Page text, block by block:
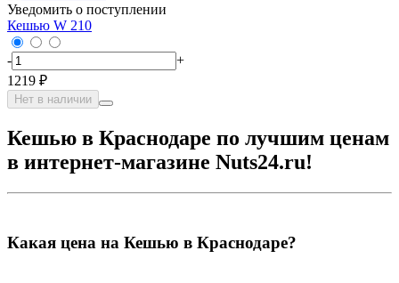
Уведомить о поступлении
Кешью W 210
-
+
1219 ₽
Нет в наличии
Кешью в Краснодаре по лучшим ценам
в интернет-магазине Nuts24.ru!
Какая цена на Кешью в Краснодаре?